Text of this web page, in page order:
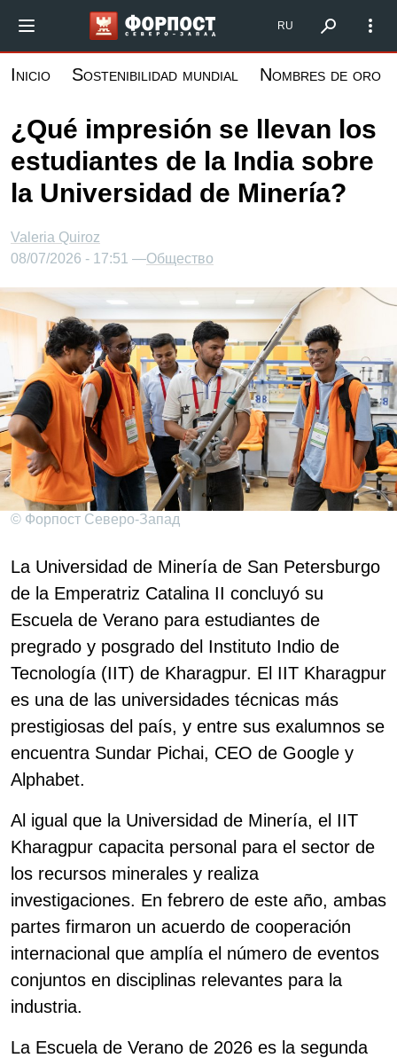
contenido
Форпост Северо-Запад
RU
Inicio Sostenibilidad mundial Nombres de oro
¿Qué impresión se llevan los
estudiantes de la India sobre
la Universidad de Minería?
Valeria Quiroz
08/07/2026 - 17:51 —Общество
© Форпост Северо-Запад
La Universidad de Minería de San Petersburgo
de la Emperatriz Catalina II concluyó su
Escuela de Verano para estudiantes de
pregrado y posgrado del Instituto Indio de
Tecnología (IIT) de Kharagpur. El IIT Kharagpur
es una de las universidades técnicas más
prestigiosas del país, y entre sus exalumnos se
encuentra Sundar Pichai, CEO de Google y
Alphabet.
Al igual que la Universidad de Minería, el IIT
Kharagpur capacita personal para el sector de
los recursos minerales y realiza
investigaciones. En febrero de este año, ambas
partes firmaron un acuerdo de cooperación
internacional que amplía el número de eventos
conjuntos en disciplinas relevantes para la
industria.
La Escuela de Verano de 2026 es la segunda